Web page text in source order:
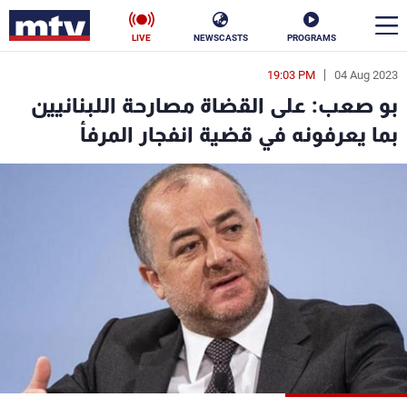
PROGRAMS
NEWSCASTS
LIVE
04 Aug 2023
19:03 PM
بو صعب: على القضاة مصارحة اللبنانيين
بما يعرفونه في قضية انفجار المرفأ
en
الأخبار
سياسة ناس
فن
رياضة
كأس العالم
البرامج
جدول البرامج